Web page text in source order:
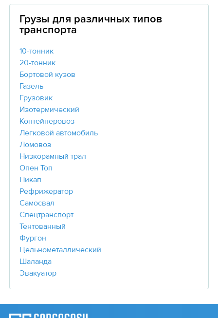
Грузы для различных типов
транспорта
10-тонник
20-тонник
Бортовой кузов
Газель
Грузовик
Изотермический
Контейнеровоз
Легковой автомобиль
Ломовоз
Низкорамный трал
Опен Топ
Пикап
Рефрижератор
Самосвал
Спецтранспорт
Тентованный
Фургон
Цельнометаллический
Шаланда
Эвакуатор